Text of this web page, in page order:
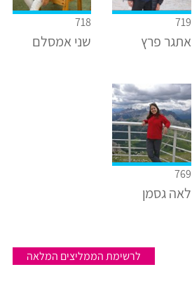
719
אתגר פרץ
718
שני אמסלם
769
לאה גסמן
לרשימת הממליצים המלאה